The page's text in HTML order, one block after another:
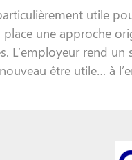
utile
place une approche
L’employeur rend
être utile… à